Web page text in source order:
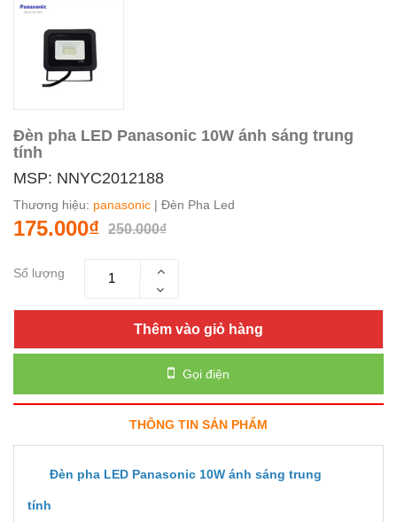
Đèn pha LED Panasonic 10W ánh sáng trung
tính
MSP: NNYC2012188
Thương hiệu: panasonic | Đèn Pha Led
175.000₫ 250.000₫
Số lượng
Thêm vào giỏ hàng
Gọi điện
THÔNG TIN SẢN PHẨM
Đèn pha LED Panasonic 10W ánh sáng trung
tính